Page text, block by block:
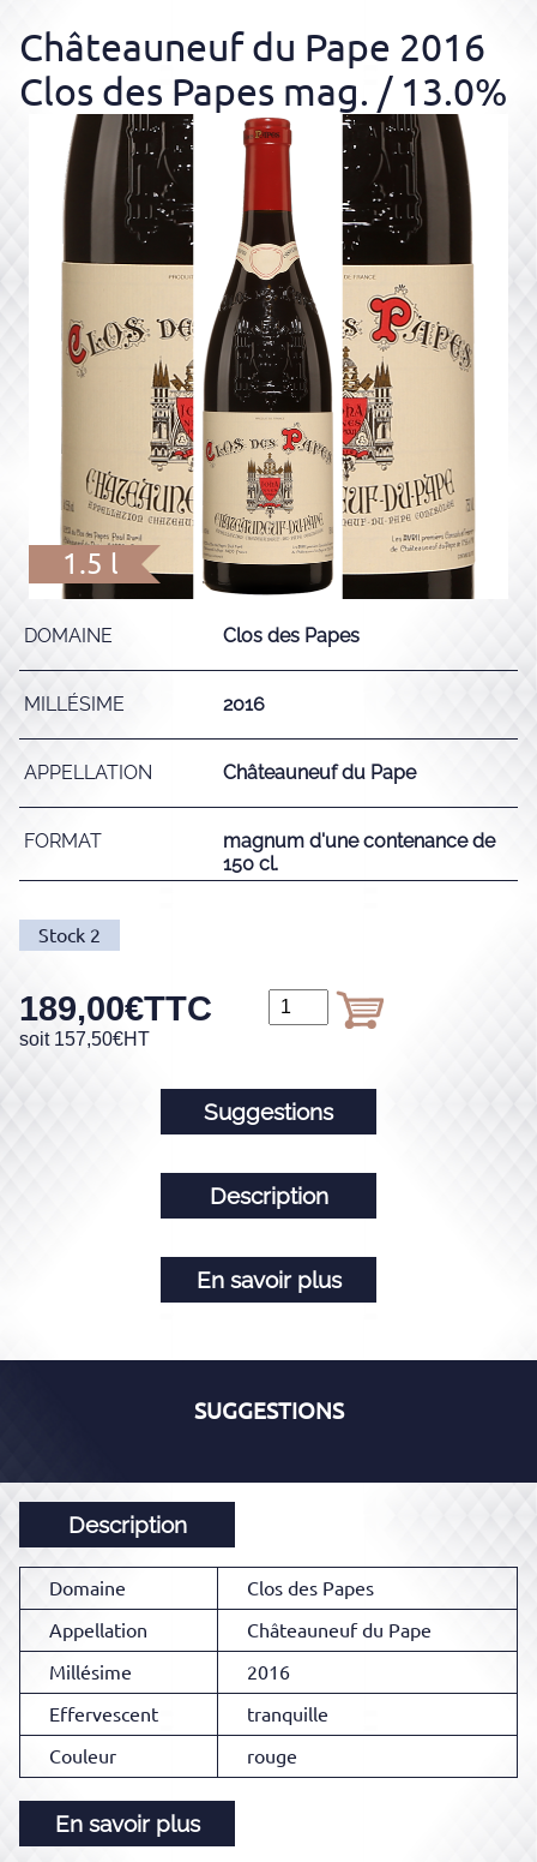
Châteauneuf du Pape 2016
Clos des Papes mag. / 13.0%
1.5 l
DOMAINE Clos des Papes
MILLÉSIME 2016
APPELLATION Châteauneuf du Pape
FORMAT
magnum d'une contenance de
150 cl.
Stock 2
189,00€TTC
soit 157,50€HT
Suggestions
Description
En savoir plus
SUGGESTIONS
Description
Domaine
Clos des Papes
Appellation
Châteauneuf du Pape
Millésime
2016
Effervescent
tranquille
Couleur
rouge
En savoir plus